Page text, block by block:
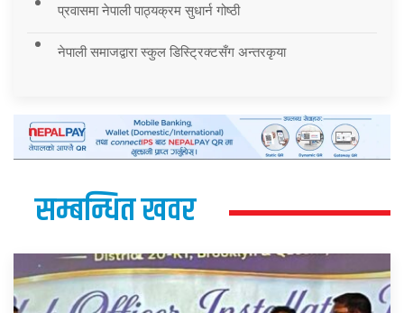
प्रवासमा नेपाली पाठ्यक्रम सुधार्न गोष्ठी
नेपाली समाजद्वारा स्कुल डिस्ट्रिक्टसँग अन्तरकृया
सम्बन्धित खवर